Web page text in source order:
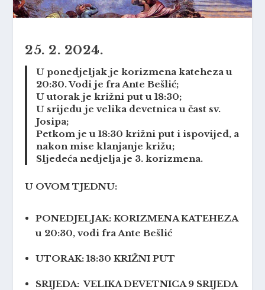
25. 2. 2024.
U ponedjeljak je korizmena kateheza u
20:30. Vodi je fra Ante Bešlić;
U utorak je križni put u 18:30;
U srijedu je velika devetnica u čast sv.
Josipa;
Petkom je u 18:30 križni put i ispovijed, a
nakon mise klanjanje križu;
Sljedeća nedjelja je 3. korizmena.
U OVOM TJEDNU:
PONEDJELJAK: KORIZMENA KATEHEZA
u 20:30, vodi fra Ante Bešlić
UTORAK: 18:30 KRIŽNI PUT
SRIJEDA: VELIKA DEVETNICA 9 SRIJEDA